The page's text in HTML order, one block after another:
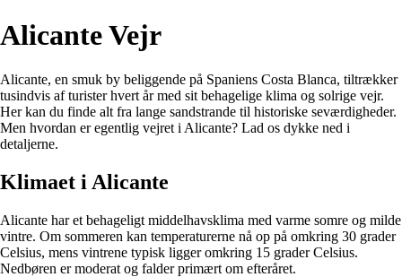
Alicante Vejr
Alicante, en smuk by beliggende på Spaniens Costa Blanca, tiltrækker
tusindvis af turister hvert år med sit behagelige klima og solrige vejr.
Her kan du finde alt fra lange sandstrande til historiske seværdigheder.
Men hvordan er egentlig vejret i Alicante? Lad os dykke ned i
detaljerne.
Klimaet i Alicante
Alicante har et behageligt middelhavsklima med varme somre og milde
vintre. Om sommeren kan temperaturerne nå op på omkring 30 grader
Celsius, mens vintrene typisk ligger omkring 15 grader Celsius.
Nedbøren er moderat og falder primært om efteråret.